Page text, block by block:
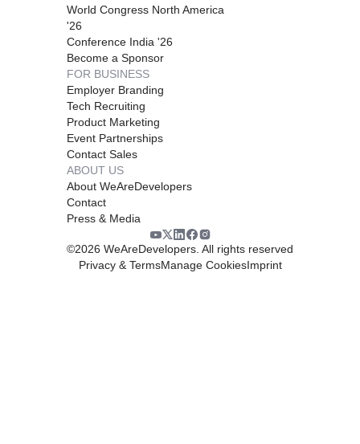
World Congress North America
'26
Conference India '26
Become a Sponsor
FOR BUSINESS
Employer Branding
Tech Recruiting
Product Marketing
Event Partnerships
Contact Sales
ABOUT US
About WeAreDevelopers
Contact
Press & Media
©2026 WeAreDevelopers. All rights reserved
Privacy & TermsManage CookiesImprint